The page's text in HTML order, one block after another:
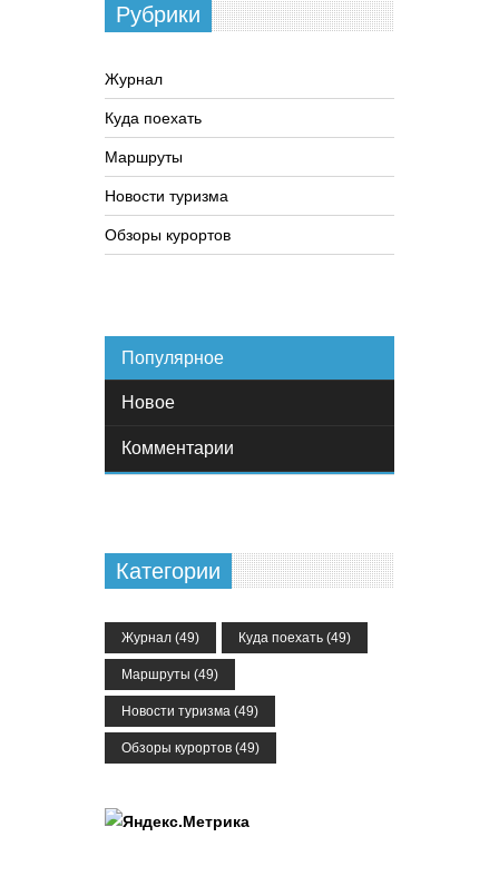
Рубрики
Журнал
Куда поехать
Маршруты
Новости туризма
Обзоры курортов
Популярное
Новое
Комментарии
Категории
Журнал (49) Куда поехать (49)
Маршруты (49)
Новости туризма (49)
Обзоры курортов (49)